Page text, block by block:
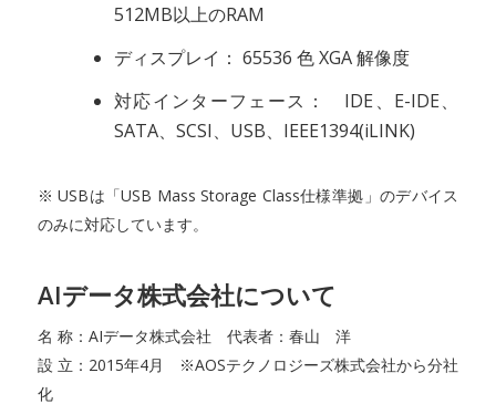
512MB以上のRAM
ディスプレイ： 65536 色 XGA 解像度
対応インターフェース： IDE、E-IDE、
SATA、SCSI、USB、IEEE1394(iLINK)
※ USBは「USB Mass Storage Class仕様準拠」のデバイス
のみに対応しています。
AIデータ株式会社について
名 称：AIデータ株式会社 代表者：春山 洋
設 立：2015年4月 ※AOSテクノロジーズ株式会社から分社
化